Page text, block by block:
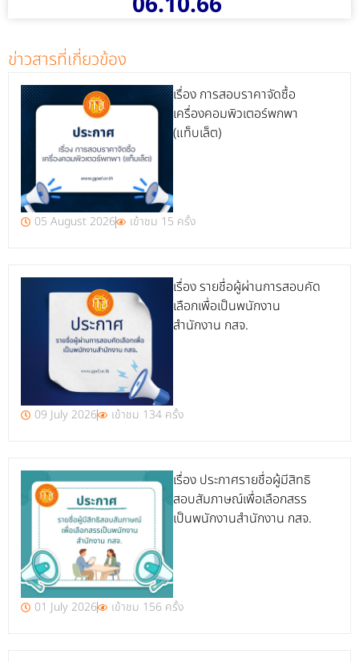
ข่าวสารที่เกี่ยวข้อง
เรื่อง การสอบราคาจัดซื้อ
เครื่องคอมพิวเตอร์พกพา
(แท็บเล็ต)
05 August 2026 เข้าชม 15 ครั้ง
เรื่อง รายชื่อผู้ผ่านการสอบคัด
เลือกเพื่อเป็นพนักงาน
สำนักงาน กสจ.
09 July 2026 เข้าชม 134 ครั้ง
เรื่อง ประกาศรายชื่อผู้มีสิทธิ
สอบสัมภาษณ์เพื่อเลือกสรร
เป็นพนักงานสำนักงาน กสจ.
01 July 2026 เข้าชม 156 ครั้ง